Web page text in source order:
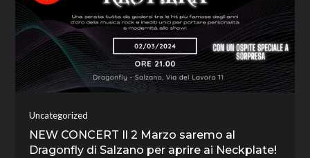
Uncategorized
NEW CONCERT Il 2 Marzo saremo al
Dragonfly di Salzano per aprire ai Neckplate!